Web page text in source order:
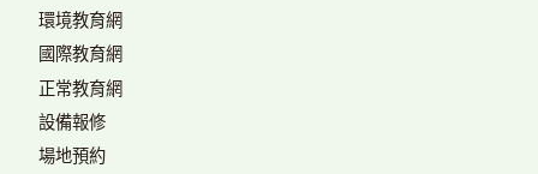
環境教育網
國際教育網
正常教育網
設備報修
場地預約